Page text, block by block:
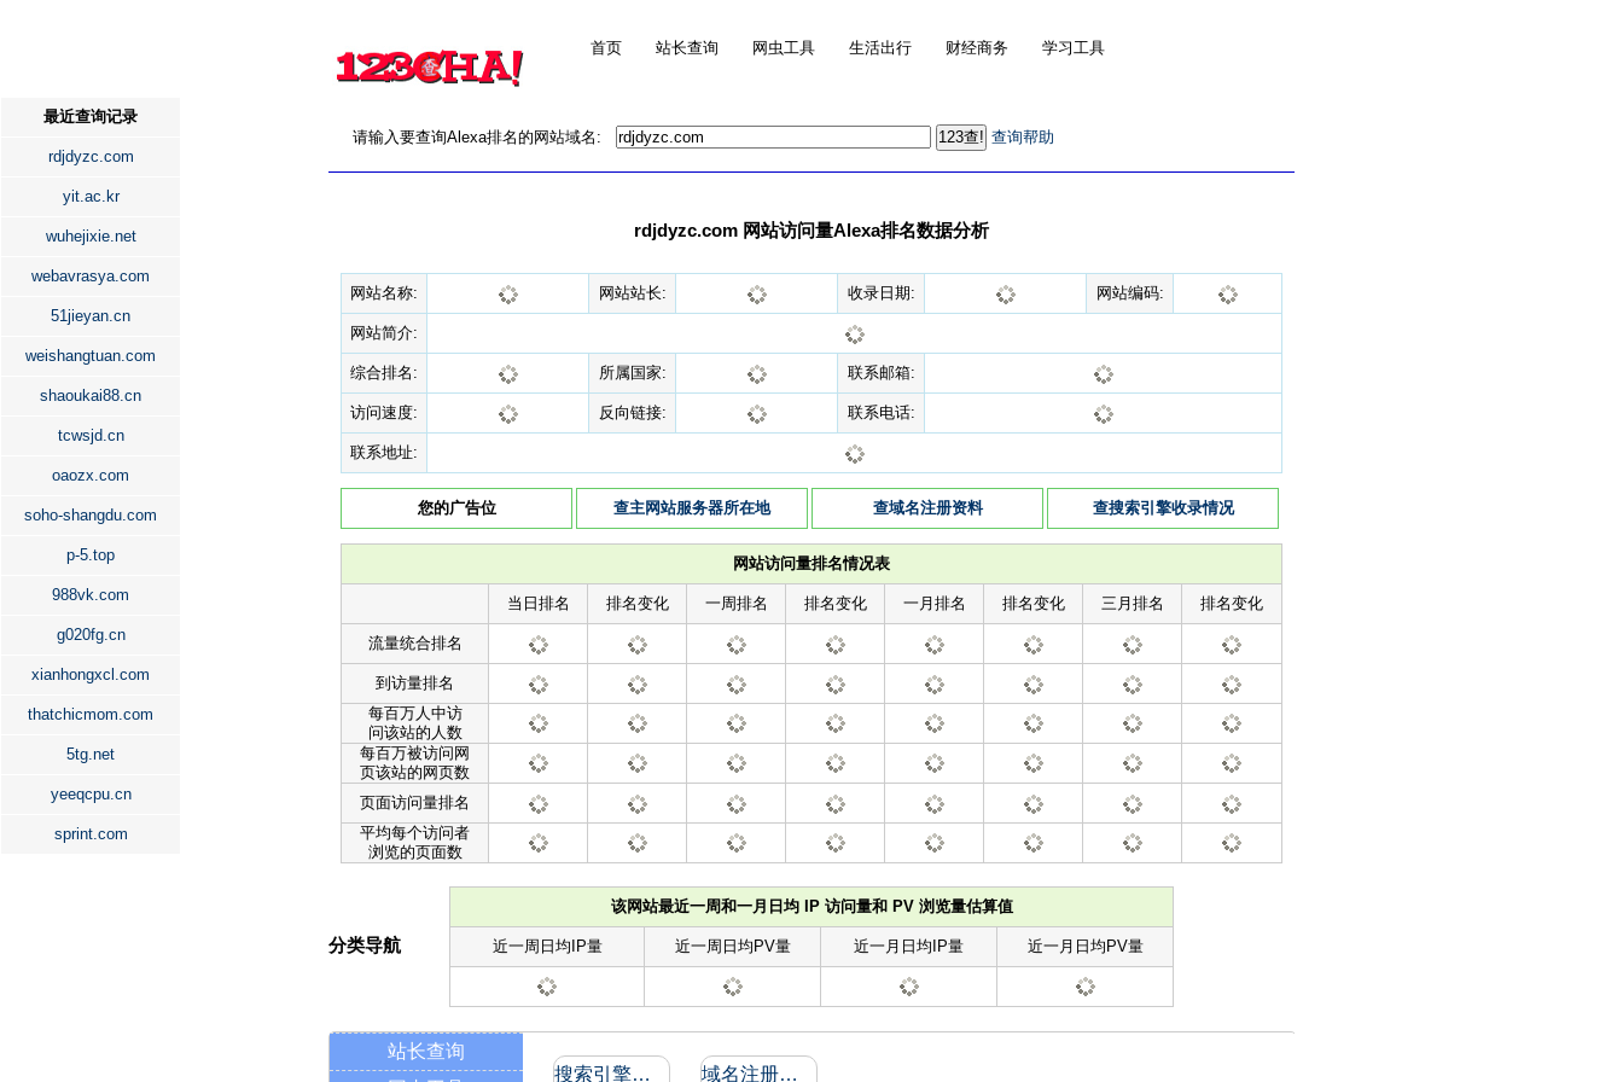
首页 站长查询 网虫工具 生活出行 财经商务 学习工具
最近查询记录
rdjdyzc.com
yit.ac.kr
wuhejixie.net
webavrasya.com
51jieyan.cn
weishangtuan.com
shaoukai88.cn
tcwsjd.cn
oaozx.com
soho-shangdu.com
p-5.top
988vk.com
g020fg.cn
xianhongxcl.com
thatchicmom.com
5tg.net
yeeqcpu.cn
sprint.com
请输入要查询Alexa排名的网站域名: 查询帮助
rdjdyzc.com 网站访问量Alexa排名数据分析
网站名称: 网站站长: 收录日期: 网站编码:
网站简介:
综合排名: 所属国家: 联系邮箱:
访问速度: 反向链接: 联系电话:
联系地址:
您的广告位 查主网站服务器所在地 查域名注册资料 查搜索引擎收录情况
网站访问量排名情况表
当日排名 排名变化 一周排名 排名变化 一月排名 排名变化 三月排名 排名变化
流量统合排名
到访量排名
每百万人中访
问该站的人数
每百万被访问网
页该站的网页数
页面访问量排名
平均每个访问者
浏览的页面数
该网站最近一周和一月日均 IP 访问量和 PV 浏览量估算值
近一周日均IP量 近一周日均PV量 近一月日均IP量 近一月日均PV量
分类导航
站长查询
搜索引擎收录和反向链接 域名注册信息